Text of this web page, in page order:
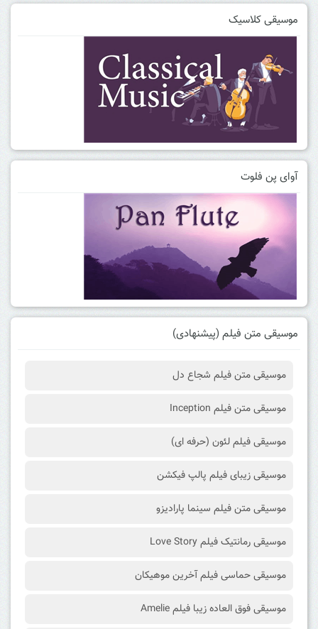
موسیقی کلاسیک
آوای پن فلوت
موسیقی متن فیلم (پیشنهادی)
موسیقی متن فیلم شجاع دل
موسیقی متن فیلم Inception
موسیقی فیلم لئون (حرفه ای)
موسیقی زیبای فیلم پالپ فیکشن
موسیقی متن فیلم سینما پارادیزو
موسیقی رمانتیک فیلم Love Story
موسیقی حماسی فیلم آخرین موهیکان
موسیقی فوق العاده زیبا فیلم Amelie